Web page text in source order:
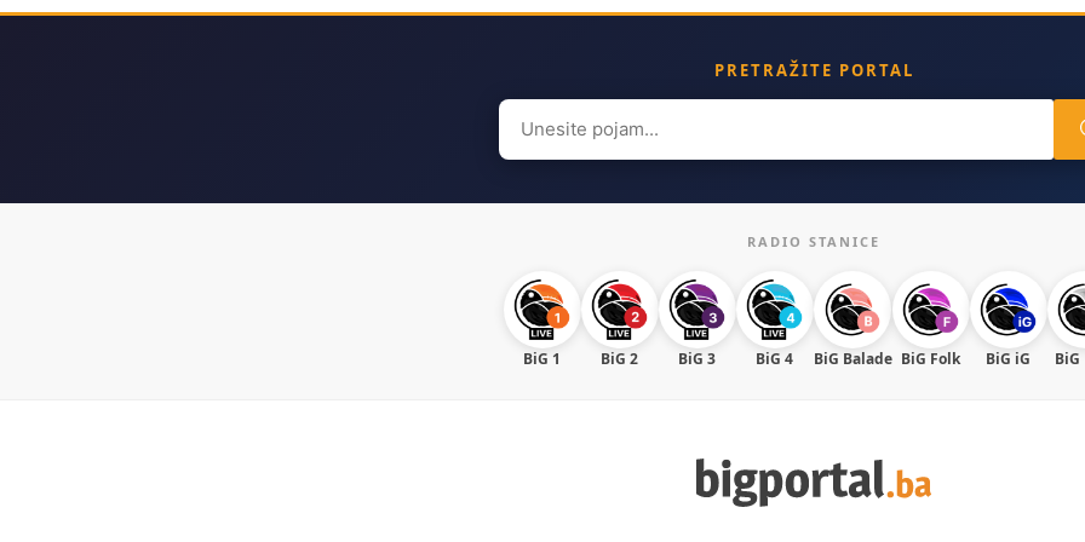
PRETRAŽITE PORTAL
Search
for:
RADIO STANICE
BiG 1 BiG 2 BiG 3 BiG 4 BiG Balade BiG Folk BiG iG BiG